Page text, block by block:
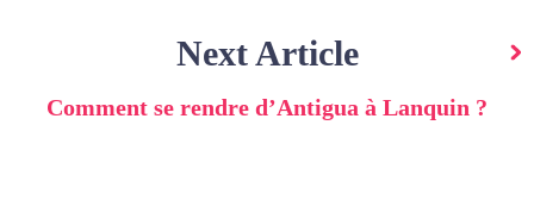
Next Article
Comment se rendre d’Antigua à Lanquin ?